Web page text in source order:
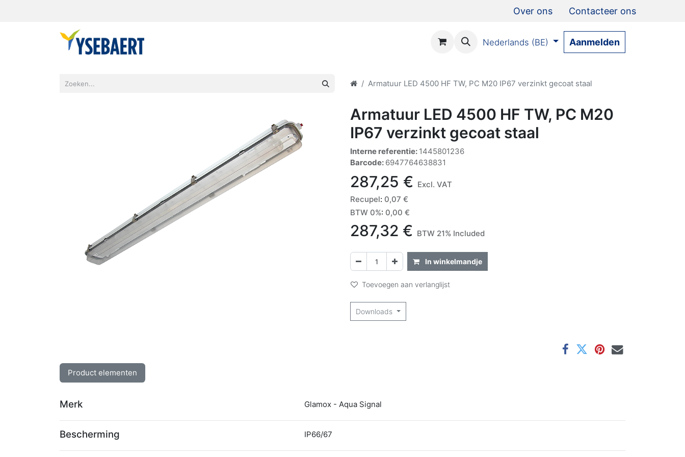
Over ons Contacteer ons
Nederlands (BE) Aanmelden
Armatuur LED 4500 HF TW, PC M20 IP67 verzinkt gecoat staal
Armatuur LED 4500 HF TW, PC M20
IP67 verzinkt gecoat staal
Interne referentie: 1445801236
Barcode: 6947764638831
287,25 € Excl. VAT
Recupel: 0,07 €
BTW 0%: 0,00 €
287,32 € BTW 21% Included
In winkelmandje
Toevoegen aan verlanglijst
Downloads
Product elementen
Merk Glamox - Aqua Signal
Bescherming IP66/67